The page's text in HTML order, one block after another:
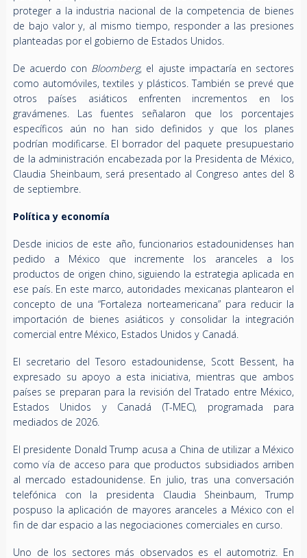
proteger a la industria nacional de la competencia de bienes
de bajo valor y, al mismo tiempo, responder a las presiones
planteadas por el gobierno de Estados Unidos.
De acuerdo con Bloomberg, el ajuste impactaría en sectores
como automóviles, textiles y plásticos. También se prevé que
otros países asiáticos enfrenten incrementos en los
gravámenes. Las fuentes señalaron que los porcentajes
específicos aún no han sido definidos y que los planes
podrían modificarse. El borrador del paquete presupuestario
de la administración encabezada por la Presidenta de México,
Claudia Sheinbaum, será presentado al Congreso antes del 8
de septiembre.
Política y economía
Desde inicios de este año, funcionarios estadounidenses han
pedido a México que incremente los aranceles a los
productos de origen chino, siguiendo la estrategia aplicada en
ese país. En este marco, autoridades mexicanas plantearon el
concepto de una “Fortaleza norteamericana” para reducir la
importación de bienes asiáticos y consolidar la integración
comercial entre México, Estados Unidos y Canadá.
El secretario del Tesoro estadounidense, Scott Bessent, ha
expresado su apoyo a esta iniciativa, mientras que ambos
países se preparan para la revisión del Tratado entre México,
Estados Unidos y Canadá (T-MEC), programada para
mediados de 2026.
El presidente Donald Trump acusa a China de utilizar a México
como vía de acceso para que productos subsidiados arriben
al mercado estadounidense. En julio, tras una conversación
telefónica con la presidenta Claudia Sheinbaum, Trump
pospuso la aplicación de mayores aranceles a México con el
fin de dar espacio a las negociaciones comerciales en curso.
Uno de los sectores más observados es el automotriz. En